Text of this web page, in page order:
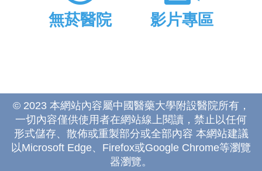
無菸醫院 影片專區
© 2023 本網站內容屬中國醫藥大學附設醫院所有，
一切內容僅供使用者在網站線上閱讀，禁止以任何
形式儲存、散佈或重製部分或全部內容 本網站建議
以Microsoft Edge、Firefox或Google Chrome等瀏覽
器瀏覽。